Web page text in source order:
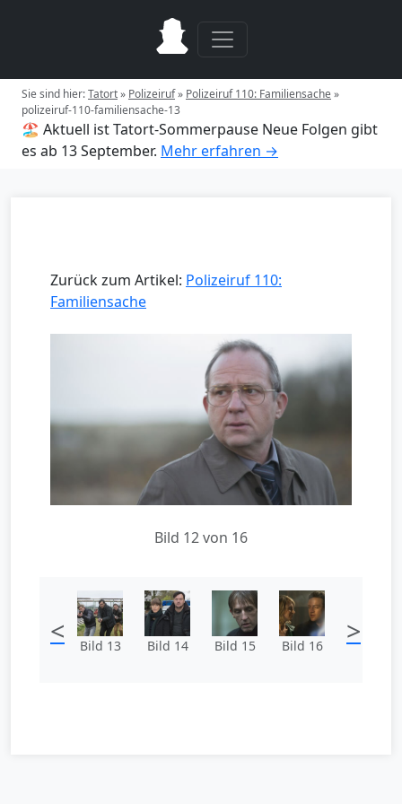
Sie sind hier:Tatort» Polizeiruf» Polizeiruf 110: Familiensache»
polizeiruf-110-familiensache-13
🏖️ Aktuell ist Tatort-Sommerpause Neue Folgen gibt
es ab 13 September. Mehr erfahren →
Zurück zum Artikel: Polizeiruf 110:
Familiensache
Bild 12 von 16
< Bild 13 Bild 14 Bild 15 Bild 16 >